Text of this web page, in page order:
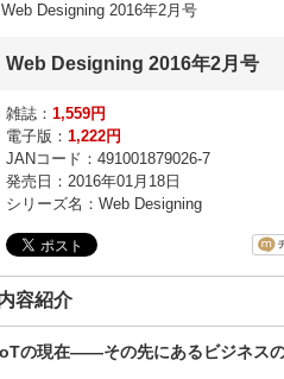
Designing 2016年2月号
Web Designing 2016年2月号
雑誌： 1,559円
電子版： 1,222円
JANコード：491001879026-7
発売日：2016年01月18日
シリーズ名：Web Designing
容紹介
の現在――その先にあるビジネス